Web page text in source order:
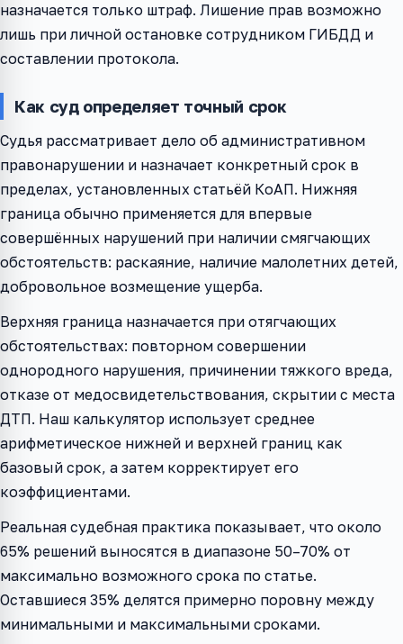
назначается только штраф. Лишение прав возможно
лишь при личной остановке сотрудником ГИБДД и
составлении протокола.
Как суд определяет точный срок
Судья рассматривает дело об административном
правонарушении и назначает конкретный срок в
пределах, установленных статьёй КоАП. Нижняя
граница обычно применяется для впервые
совершённых нарушений при наличии смягчающих
обстоятельств: раскаяние, наличие малолетних детей,
добровольное возмещение ущерба.
Верхняя граница назначается при отягчающих
обстоятельствах: повторном совершении
однородного нарушения, причинении тяжкого вреда,
отказе от медосвидетельствования, скрытии с места
ДТП. Наш калькулятор использует среднее
арифметическое нижней и верхней границ как
базовый срок, а затем корректирует его
коэффициентами.
Реальная судебная практика показывает, что около
65% решений выносятся в диапазоне 50–70% от
максимально возможного срока по статье.
Оставшиеся 35% делятся примерно поровну между
минимальными и максимальными сроками.